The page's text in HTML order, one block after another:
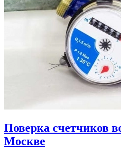
Поверка счетчиков
Москве